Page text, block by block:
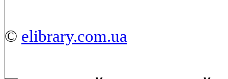
© elibrary.com.ua